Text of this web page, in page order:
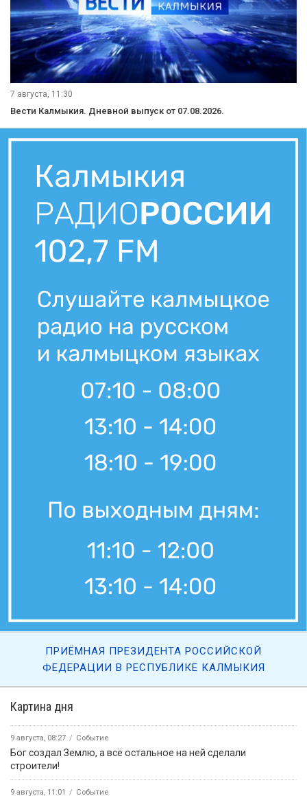
Вести Калмыкия. Вечерний выпуск от 07.08.2026.
Вести Калмыкия. Выпуск на канале "Россия 24" от 07.08.2026.